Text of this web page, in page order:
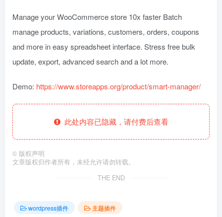
Manage your WooCommerce store 10x faster Batch
manage products, variations, customers, orders, coupons
and more in easy spreadsheet interface. Stress free bulk
update, export, advanced search and a lot more.
Demo: https://www.storeapps.org/product/smart-manager/
此处内容已隐藏，请付费后查看
© 版权声明
文章版权归作者所有，未经允许请勿转载。
THE END
wordpress插件 主题插件